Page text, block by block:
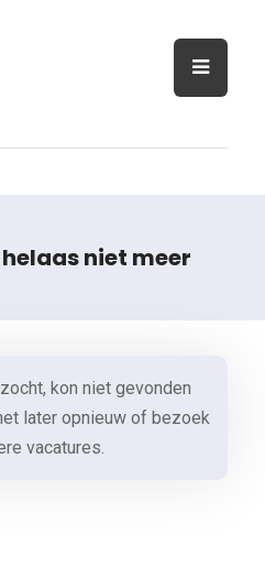
niet meer
kon niet gevonden
later opnieuw of bezoek
vacatures.